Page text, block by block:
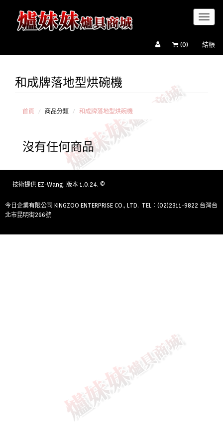
(0) 結帳
櫻花牌
和成牌
喜特麗
落地型烘
豪山牌
落地型烘
OSAMA
落地型烘
和成牌落地型烘碗機
首頁 商品分類 和成牌落地型烘碗機
沒有任何商品
技術提供 EZ-Wang. 版本 1.0.24. ©
今日企業有限公司 KINGZOO ENTERPRISE CO., LTD. TEL：(02)2311-9822 台灣台
北市昆明街266號